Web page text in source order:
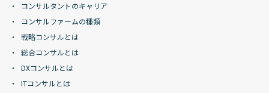
コンサルタントのキャリア
コンサルファームの種類
戦略コンサルとは
総合コンサルとは
DXコンサルとは
ITコンサルとは